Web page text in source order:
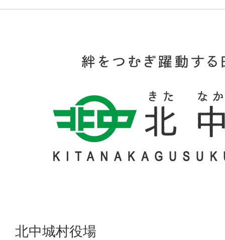
北中城村役場